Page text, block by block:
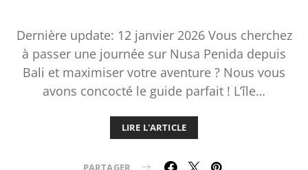
Dernière update: 12 janvier 2026 Vous cherchez
à passer une journée sur Nusa Penida depuis
Bali et maximiser votre aventure ? Nous vous
avons concocté le guide parfait ! L’île…
LIRE L'ARTICLE
PARTAGER